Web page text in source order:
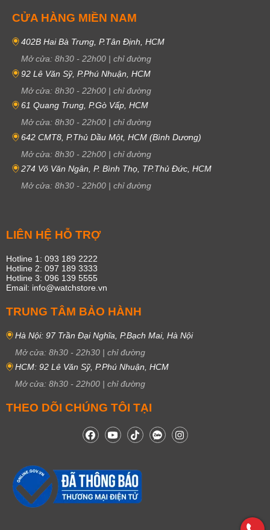
CỬA HÀNG MIỀN NAM
402B Hai Bà Trưng, P.Tân Định, HCM
Mở cửa: 8h30 - 22h00 | chỉ đường
92 Lê Văn Sỹ, P.Phú Nhuận, HCM
Mở cửa: 8h30 - 22h00 | chỉ đường
61 Quang Trung, P.Gò Vấp, HCM
Mở cửa: 8h30 - 22h00 | chỉ đường
642 CMT8, P.Thủ Dầu Một, HCM (Bình Dương)
Mở cửa: 8h30 - 22h00 | chỉ đường
274 Võ Văn Ngân, P. Bình Thọ, TP.Thủ Đức, HCM
Mở cửa: 8h30 - 22h00 | chỉ đường
LIÊN HỆ HỖ TRỢ
Hotline 1: 093 189 2222
Hotline 2: 097 189 3333
Hotline 3: 096 139 5555
Email: info@watchstore.vn
TRUNG TÂM BẢO HÀNH
Hà Nội: 97 Trần Đại Nghĩa, P.Bạch Mai, Hà Nội
Mở cửa: 8h30 - 22h30 | chỉ đường
HCM: 92 Lê Văn Sỹ, P.Phú Nhuận, HCM
Mở cửa: 8h30 - 22h00 | chỉ đường
THEO DÕI CHÚNG TÔI TẠI